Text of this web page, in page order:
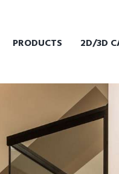
PRODUCTS 2D/3D